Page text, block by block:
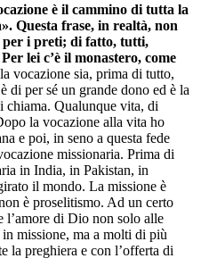
è il cammino di tutta la
Questa frase, in realtà, non
per i preti; di fatto, tutti,
lei c’è il monastero, come
vocazione sia, prima di tutto,
di per sé un grande dono ed è la
chiama. Qualunque vita, di
la vocazione alla vita ho
e poi, in seno a questa fede
missionaria. Prima di
in India, in Pakistan, in
il mondo. La missione è
è proselitismo. Ad un certo
l’amore di Dio non solo alle
missione, ma a molti di più
la preghiera e con l’offerta di